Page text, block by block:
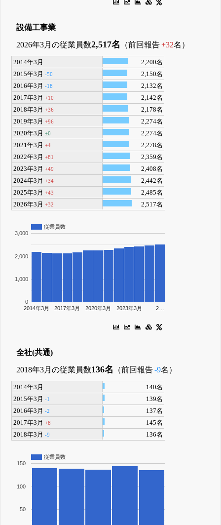
設備工事業
2026年3月の従業員数2,517名 （前回報告+32名）
2014年3月
2,200名
2015年3月-50
2,150名
2016年3月-18
2,132名
2017年3月+10
2,142名
2018年3月+36
2,178名
2019年3月+96
2,274名
2020年3月±0
2,274名
2021年3月+4
2,278名
2022年3月+81
2,359名
2023年3月+49
2,408名
2024年3月+34
2,442名
2025年3月+43
2,485名
2026年3月+32 2,517名
従業員数
2014年3月 2017年3月 2020年3月 2023年3月 2…
0
1,000
2,000
3,000
全社(共通)
2018年3月の従業員数136名 （前回報告-9名）
2014年3月
140名
2015年3月-1
139名
2016年3月-2
137名
2017年3月+8
145名
2018年3月-9 136名
従業員数
50
100
150